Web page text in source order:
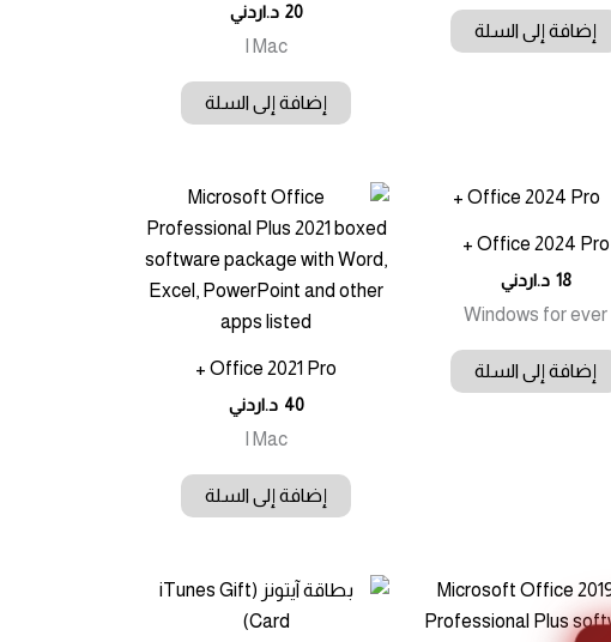
إضافة إلى السلة
20 د.اردني
I Mac
إضافة إلى السلة
Office 2024 Pro +
18 د.اردني
Windows for ever
إضافة إلى السلة Office 2021 Pro +
40 د.اردني
I Mac
إضافة إلى السلة